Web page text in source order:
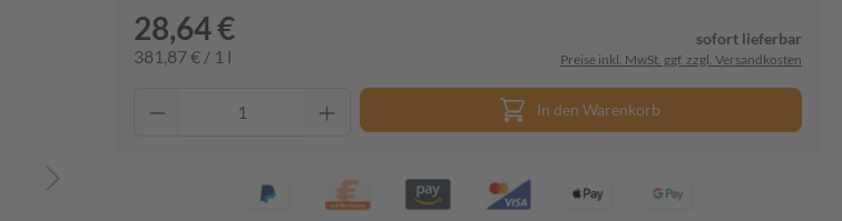
28,64 €
381,87 € / 1 l
sofort lieferbar
Preise inkl. MwSt. ggf. zzgl. Versandkosten
In den Warenkorb